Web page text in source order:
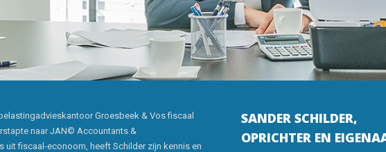
SANDER SCHILDER,
OPRICHTER EN
Groesbeek & Vos fiscaal
naar JAN© Accountants &
uit fiscaal-econoom, heeft Schilder zijn kennis en